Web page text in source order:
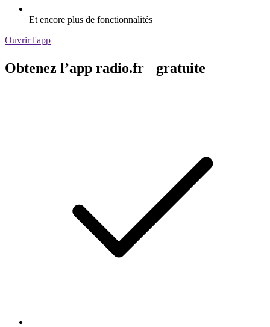
Et encore plus de fonctionnalités
Ouvrir l'app
Obtenez l’app radio.fr gratuite